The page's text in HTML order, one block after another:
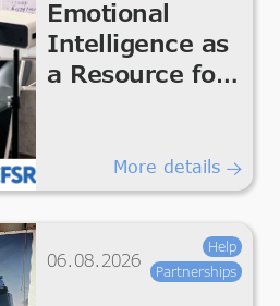
Emotional
Intelligence as
a Resource for
More details
06.08.2026
Help
Partnerships